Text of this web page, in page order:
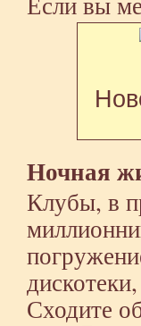
Ночная
Клубы, в
Сходите